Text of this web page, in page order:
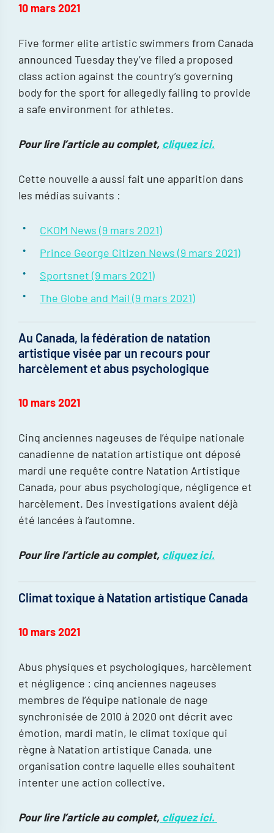
10 mars 2021
Five former elite artistic swimmers from Canada
announced Tuesday they’ve filed a proposed
class action against the country’s governing
body for the sport for allegedly failing to provide
a safe environment for athletes.
Pour lire l’article au complet, cliquez ici.
Cette nouvelle a aussi fait une apparition dans
les médias suivants :
CKOM News (9 mars 2021)
Prince George Citizen News (9 mars 2021)
Sportsnet (9 mars 2021)
The Globe and Mail (9 mars 2021)
Au Canada, la fédération de natation
artistique visée par un recours pour
harcèlement et abus psychologique
10 mars 2021
Cinq anciennes nageuses de l’équipe nationale
canadienne de natation artistique ont déposé
mardi une requête contre Natation Artistique
Canada, pour abus psychologique, négligence et
harcèlement. Des investigations avaient déjà
été lancées à l’automne.
Pour lire l’article au complet, cliquez ici.
Climat toxique à Natation artistique Canada
10 mars 2021
Abus physiques et psychologiques, harcèlement
et négligence : cinq anciennes nageuses
membres de l’équipe nationale de nage
synchronisée de 2010 à 2020 ont décrit avec
émotion, mardi matin, le climat toxique qui
règne à Natation artistique Canada, une
organisation contre laquelle elles souhaitent
intenter une action collective.
Pour lire l’article au complet, cliquez ici.